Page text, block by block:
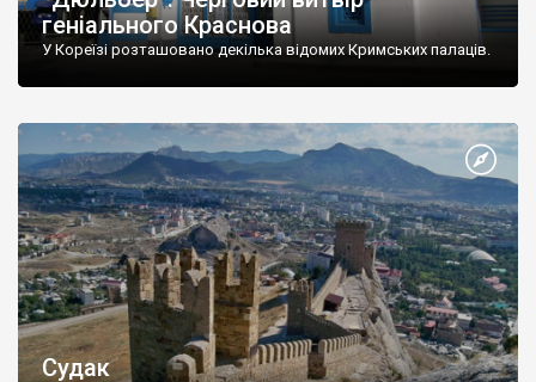
геніального Краснова
У Кореїзі розташовано декілька відомих Кримських палаців.
Судак